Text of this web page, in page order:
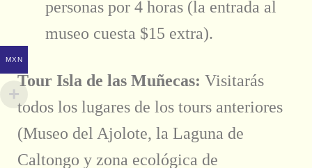
personas por 4 horas (la entrada al
museo cuesta $15 extra).
Tour Isla de las Muñecas: Visitarás
todos los lugares de los tours anteriores
(Museo del Ajolote, la Laguna de
Caltongo y zona ecológica de
MXN